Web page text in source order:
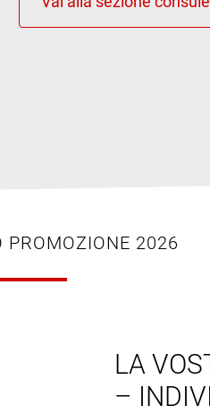
PROMOZIONE 2026
LA
–